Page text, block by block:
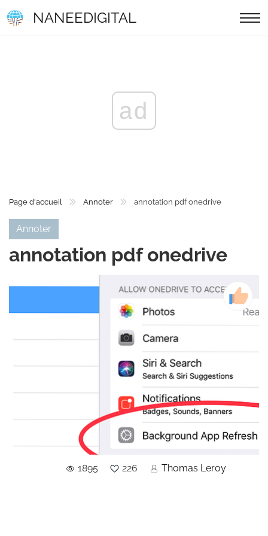
NANEEDIGITAL
ad
Page d'accueil Annoter annotation pdf onedrive
Annoter
annotation pdf onedrive
1895 226 Thomas Leroy